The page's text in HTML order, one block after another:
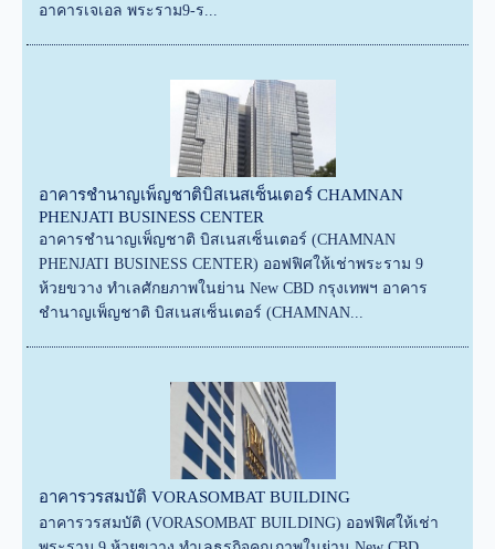
อาคารเจเอล พระราม9-ร...
อาคารชำนาญเพ็ญชาติบิสเนสเซ็นเตอร์ CHAMNAN
PHENJATI BUSINESS CENTER
อาคารชำนาญเพ็ญชาติ บิสเนสเซ็นเตอร์ (CHAMNAN
PHENJATI BUSINESS CENTER) ออฟฟิศให้เช่าพระราม 9
ห้วยขวาง ทำเลศักยภาพในย่าน New CBD กรุงเทพฯ อาคาร
ชำนาญเพ็ญชาติ บิสเนสเซ็นเตอร์ (CHAMNAN...
อาคารวรสมบัติ VORASOMBAT BUILDING
อาคารวรสมบัติ (VORASOMBAT BUILDING) ออฟฟิศให้เช่า